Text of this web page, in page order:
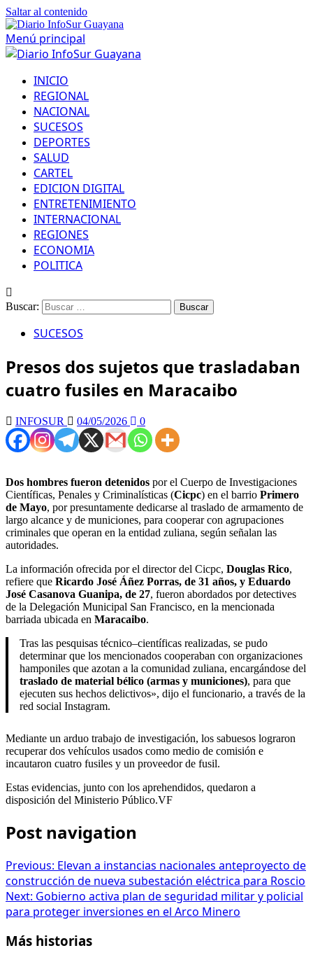
Saltar al contenido
Menú principal
INICIO
REGIONAL
NACIONAL
SUCESOS
DEPORTES
SALUD
CARTEL
EDICION DIGITAL
ENTRETENIMIENTO
INTERNACIONAL
REGIONES
ECONOMIA
POLITICA
Buscar:
SUCESOS
Presos dos sujetos que trasladaban
cuatro fusiles en Maracaibo
INFOSUR 04/05/2026 0
Dos hombres fueron detenidos por el Cuerpo de Investigaciones
Científicas, Penales y Criminalísticas (Cicpc) en el barrio Primero
de Mayo, por presuntamente dedicarse al traslado de armamento de
largo alcance y de municiones, para cooperar con agrupaciones
criminales que operan en la entidad zuliana, según señalan las
autoridades.
La información ofrecida por el director del Cicpc, Douglas Rico,
refiere que Ricardo José Áñez Porras, de 31 años, y Eduardo
José Casanova Guanipa, de 27, fueron abordados por detectives
de la Delegación Municipal San Francisco, en la mencionada
barriada ubicada en Maracaibo.
Tras las pesquisas técnico–científicas realizadas, se pudo
determinar que los mencionados cooperaban con organizaciones
hamponiles que azotan a la comunidad zuliana, encargándose del
traslado de material bélico (armas y municiones), para que
ejecuten sus hechos delictivos», dijo el funcionario, a través de la
red social Instagram.
Mediante un arduo trabajo de investigación, los sabuesos lograron
recuperar dos vehículos usados como medio de comisión e
incautaron cuatro fusiles y un proveedor de fusil.
Estas evidencias, junto con los aprehendidos, quedaron a
disposición del Ministerio Público.VF
Post navigation
Previous: Elevan a instancias nacionales anteproyecto de
construcción de nueva subestación eléctrica para Roscio
Next: Gobierno activa plan de seguridad militar y policial
para proteger inversiones en el Arco Minero
Más historias